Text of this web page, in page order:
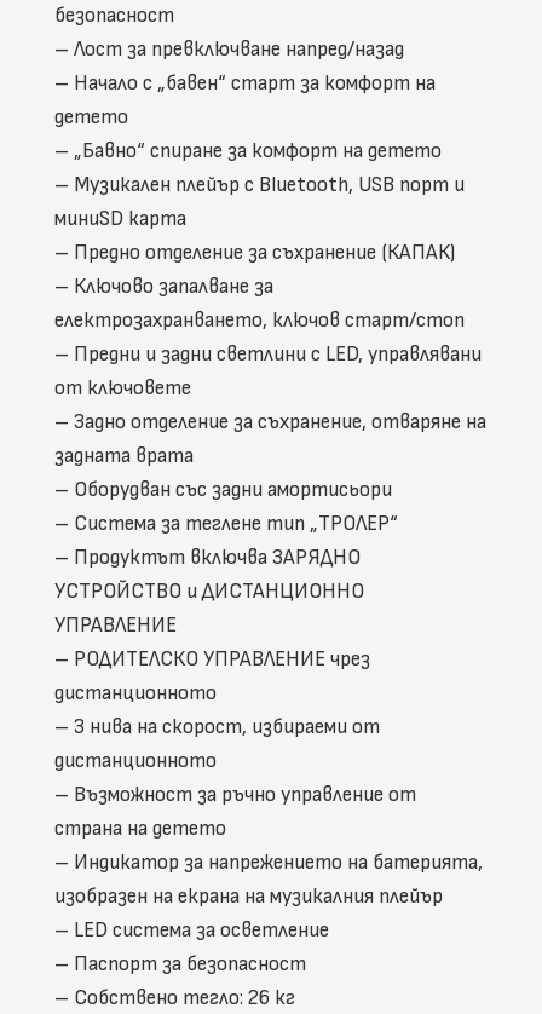
безопасност
– Лост за превключване напред/назад
– Начало с „бавен“ старт за комфорт на
детето
– „Бавно“ спиране за комфорт на детето
– Музикален плейър с Bluetooth, USB порт и
миниSD карта
– Предно отделение за съхранение (КАПАК)
– Ключово запалване за
електрозахранването, ключов старт/стоп
– Предни и задни светлини с LED, управлявани
от ключовете
– Задно отделение за съхранение, отваряне на
задната врата
– Оборудван със задни амортисьори
– Система за теглене тип „ТРОЛЕР“
– Продуктът включва ЗАРЯДНО
УСТРОЙСТВО и ДИСТАНЦИОННО
УПРАВЛЕНИЕ
– РОДИТЕЛСКО УПРАВЛЕНИЕ чрез
дистанционното
– 3 нива на скорост, избираеми от
дистанционното
– Възможност за ръчно управление от
страна на детето
– Индикатор за напрежението на батерията,
изобразен на екрана на музикалния плейър
– LED система за осветление
– Паспорт за безопасност
– Собствено тегло: 26 кг